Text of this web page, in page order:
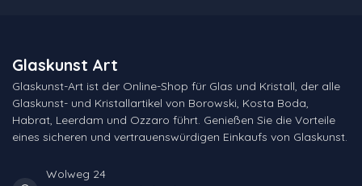
Glaskunst Art
Glaskunst-Art ist der Online-Shop für Glas und Kristall, der alle
Glaskunst- und Kristallartikel von Borowski, Kosta Boda,
Habrat, Leerdam und Ozzaro führt. Genießen Sie die Vorteile
eines sicheren und vertrauenswürdigen Einkaufs von Glaskunst.
Wolweg 24